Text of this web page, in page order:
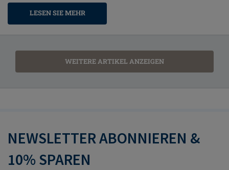
LESEN SIE MEHR
WEITERE ARTIKEL ANZEIGEN
NEWSLETTER ABONNIEREN &
10% SPAREN